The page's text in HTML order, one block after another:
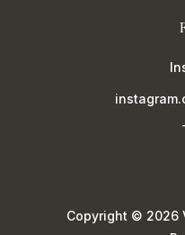
Copyright © 2026